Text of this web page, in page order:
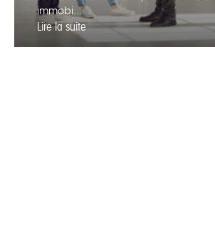
immobi...
Lire la suite